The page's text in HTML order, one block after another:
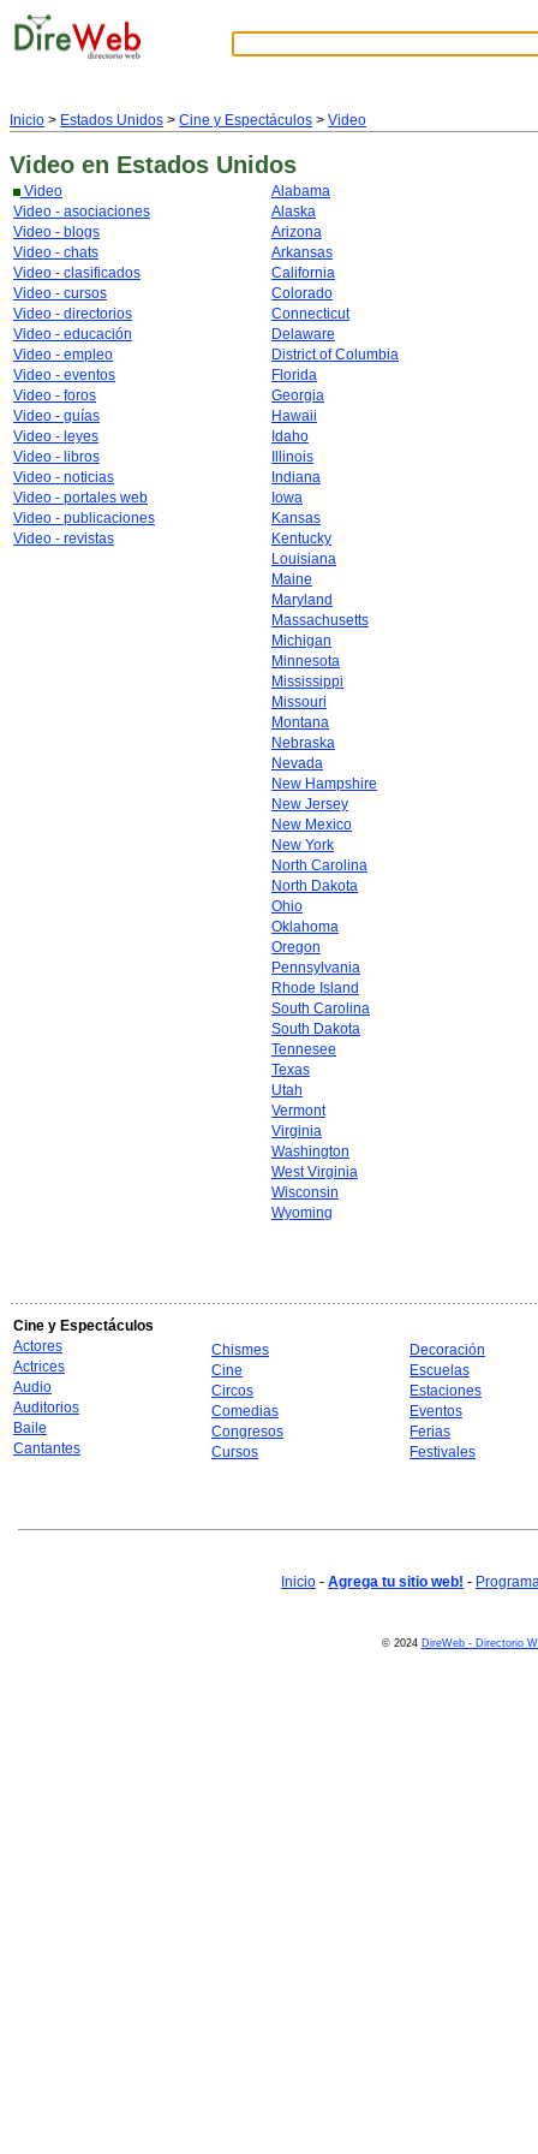
Inicio > Estados Unidos > Cine y Espectáculos > Video
Video en Estados Unidos
Video
Video - asociaciones
Video - blogs
Video - chats
Video - clasificados
Video - cursos
Video - directorios
Video - educación
Video - empleo
Video - eventos
Video - foros
Video - guías
Video - leyes
Video - libros
Video - noticias
Video - portales web
Video - publicaciones
Video - revistas
Alabama
Alaska
Arizona
Arkansas
California
Colorado
Connecticut
Delaware
District of Columbia
Florida
Georgia
Hawaii
Idaho
Illinois
Indiana
Iowa
Kansas
Kentucky
Louisiana
Maine
Maryland
Massachusetts
Michigan
Minnesota
Mississippi
Missouri
Montana
Nebraska
Nevada
New Hampshire
New Jersey
New Mexico
New York
North Carolina
North Dakota
Ohio
Oklahoma
Oregon
Pennsylvania
Rhode Island
South Carolina
South Dakota
Tennesee
Texas
Utah
Vermont
Virginia
Washington
West Virginia
Wisconsin
Wyoming
Cine y Espectáculos
Actores
Actrices
Audio
Auditorios
Baile
Cantantes
Chismes
Cine
Circos
Comedias
Congresos
Cursos
Decoración
Escuelas
Estaciones
Eventos
Ferias
Festivales
Inicio - Agrega tu sitio web! -
© 2024 DireWeb - Directorio